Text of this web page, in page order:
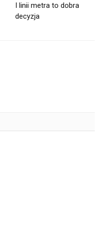
I linii metra to dobra
decyzja